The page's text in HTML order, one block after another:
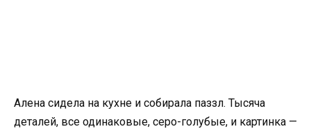
Алена сидела на кухне и собирала паззл. Тысяча
деталей, все одинаковые, серо-голубые, и картинка —